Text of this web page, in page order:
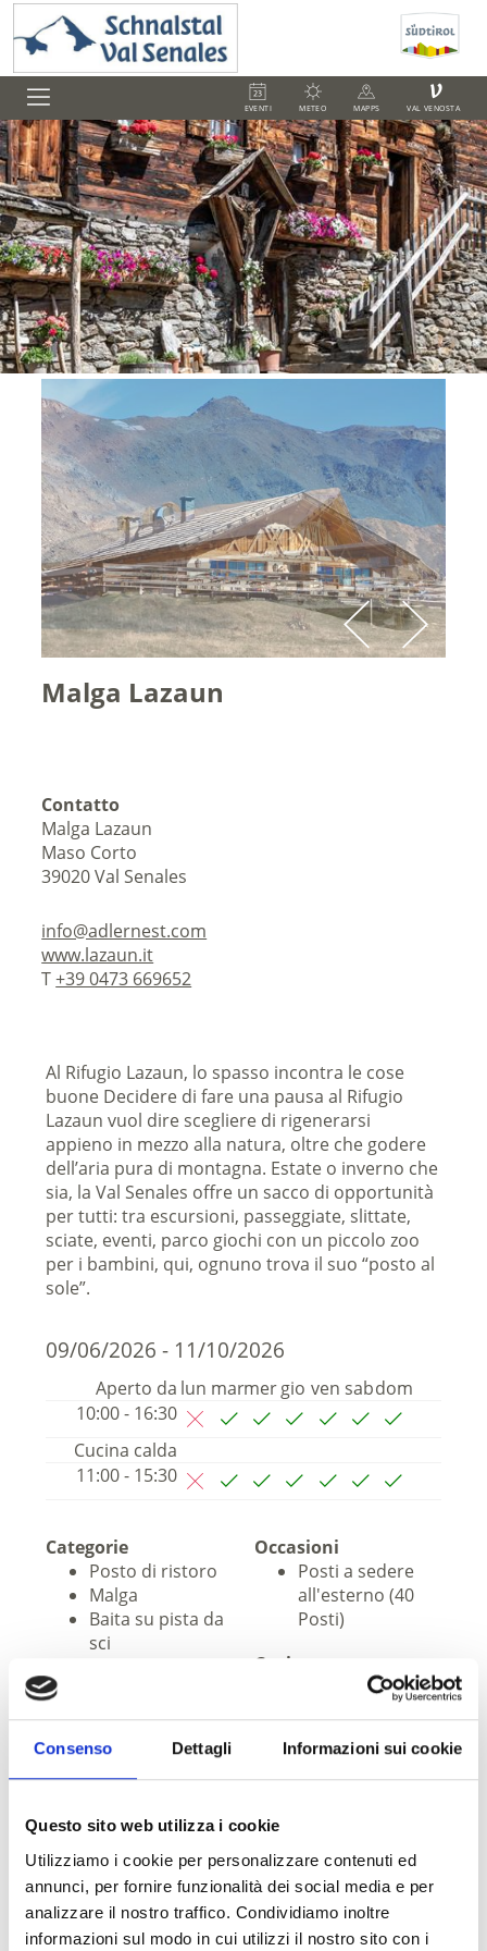
Consenso Dettagli Informazioni sui cookie
Questo sito web utilizza i cookie
Utilizziamo i cookie per personalizzare contenuti ed
annunci, per fornire funzionalità dei social media e per
analizzare il nostro traffico. Condividiamo inoltre
informazioni sul modo in cui utilizzi il nostro sito con i
EVENTI METEO MAPPS
V
VAL VENOSTA
Malga Lazaun
Contatto
Malga Lazaun
Maso Corto
39020Val Senales
info@adlernest.com
www.lazaun.it
T+39 0473 669652
Al Rifugio Lazaun, lo spasso incontra le cose
buone Decidere di fare una pausa al Rifugio
Lazaun vuol dire scegliere di rigenerarsi
appieno in mezzo alla natura, oltre che godere
dell’aria pura di montagna. Estate o inverno che
sia, la Val Senales offre un sacco di opportunità
per tutti: tra escursioni, passeggiate, slittate,
sciate, eventi, parco giochi con un piccolo zoo
per i bambini, qui, ognuno trova il suo “posto al
sole”.
09/06/2026 - 11/10/2026
Aperto da lun marmergio ven sabdom
10:00 - 16:30
Cucina calda
11:00 - 15:30
Categorie
Posto di ristoro
Malga
Baita su pista da
sci
Occasioni
Posti a sedere
all'esterno (40
Posti)
Cucina
glutine
Cibo senza
Specialità
altoatesine
Specialità di
selvaggina